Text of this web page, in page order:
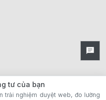
tư của bạn
trải nghiệm duyệt web, đo lường